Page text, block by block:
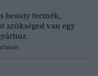
beauty termék,
szükséged van egy